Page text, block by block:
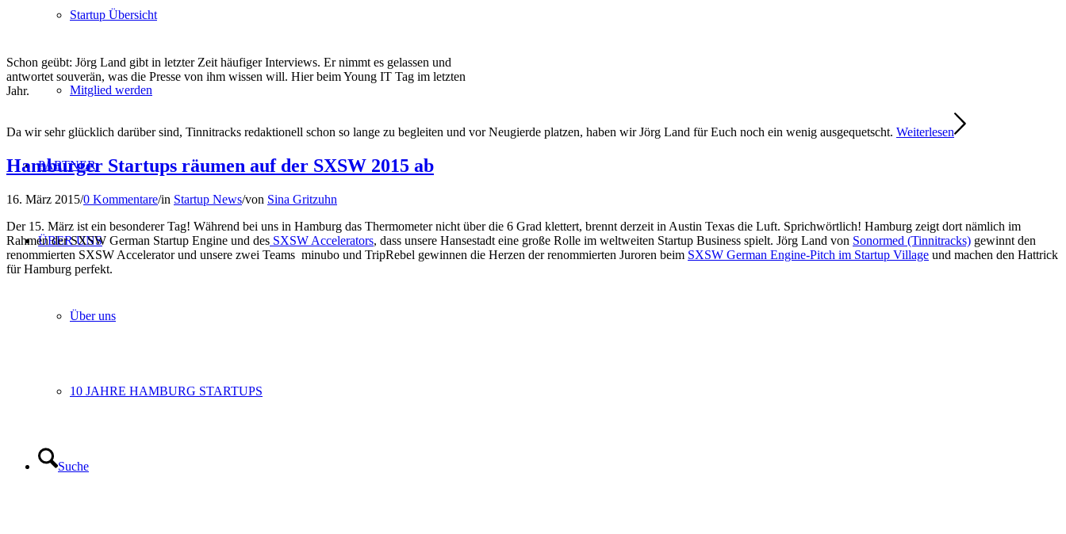
Startup Übersicht
Mitglied werden
PARTNER
ÜBER UNS
Über uns
10 JAHRE HAMBURG STARTUPS
Suche
Schon geübt: Jörg Land gibt in letzter Zeit häufiger Interviews. Er nimmt es gelassen und
antwortet souverän, was die Presse von ihm wissen will. Hier beim Young IT Tag im letzten
Jahr.
Da wir sehr glücklich darüber sind, Tinnitracks redaktionell schon so lange zu begleiten und vor Neugierde platzen, haben wir Jörg Land für Euch noch ein wenig ausgequetscht. Weiterlesen
Hamburger Startups räumen auf der SXSW 2015 ab
16. März 2015/0 Kommentare/in Startup News/von Sina Gritzuhn
Der 15. März ist ein besonderer Tag! Während bei uns in Hamburg das Thermometer nicht über die 6 Grad klettert, brennt derzeit in Austin Texas die Luft. Sprichwörtlich! Hamburg zeigt dort nämlich im
Rahmen der SXSW German Startup Engine und des SXSW Accelerators, dass unsere Hansestadt eine große Rolle im weltweiten Startup Business spielt. Jörg Land von Sonormed (Tinnitracks) gewinnt den
renommierten SXSW Accelerator und unsere zwei Teams minubo und TripRebel gewinnen die Herzen der renommierten Juroren beim SXSW German Engine-Pitch im Startup Village und machen den Hattrick
für Hamburg perfekt.